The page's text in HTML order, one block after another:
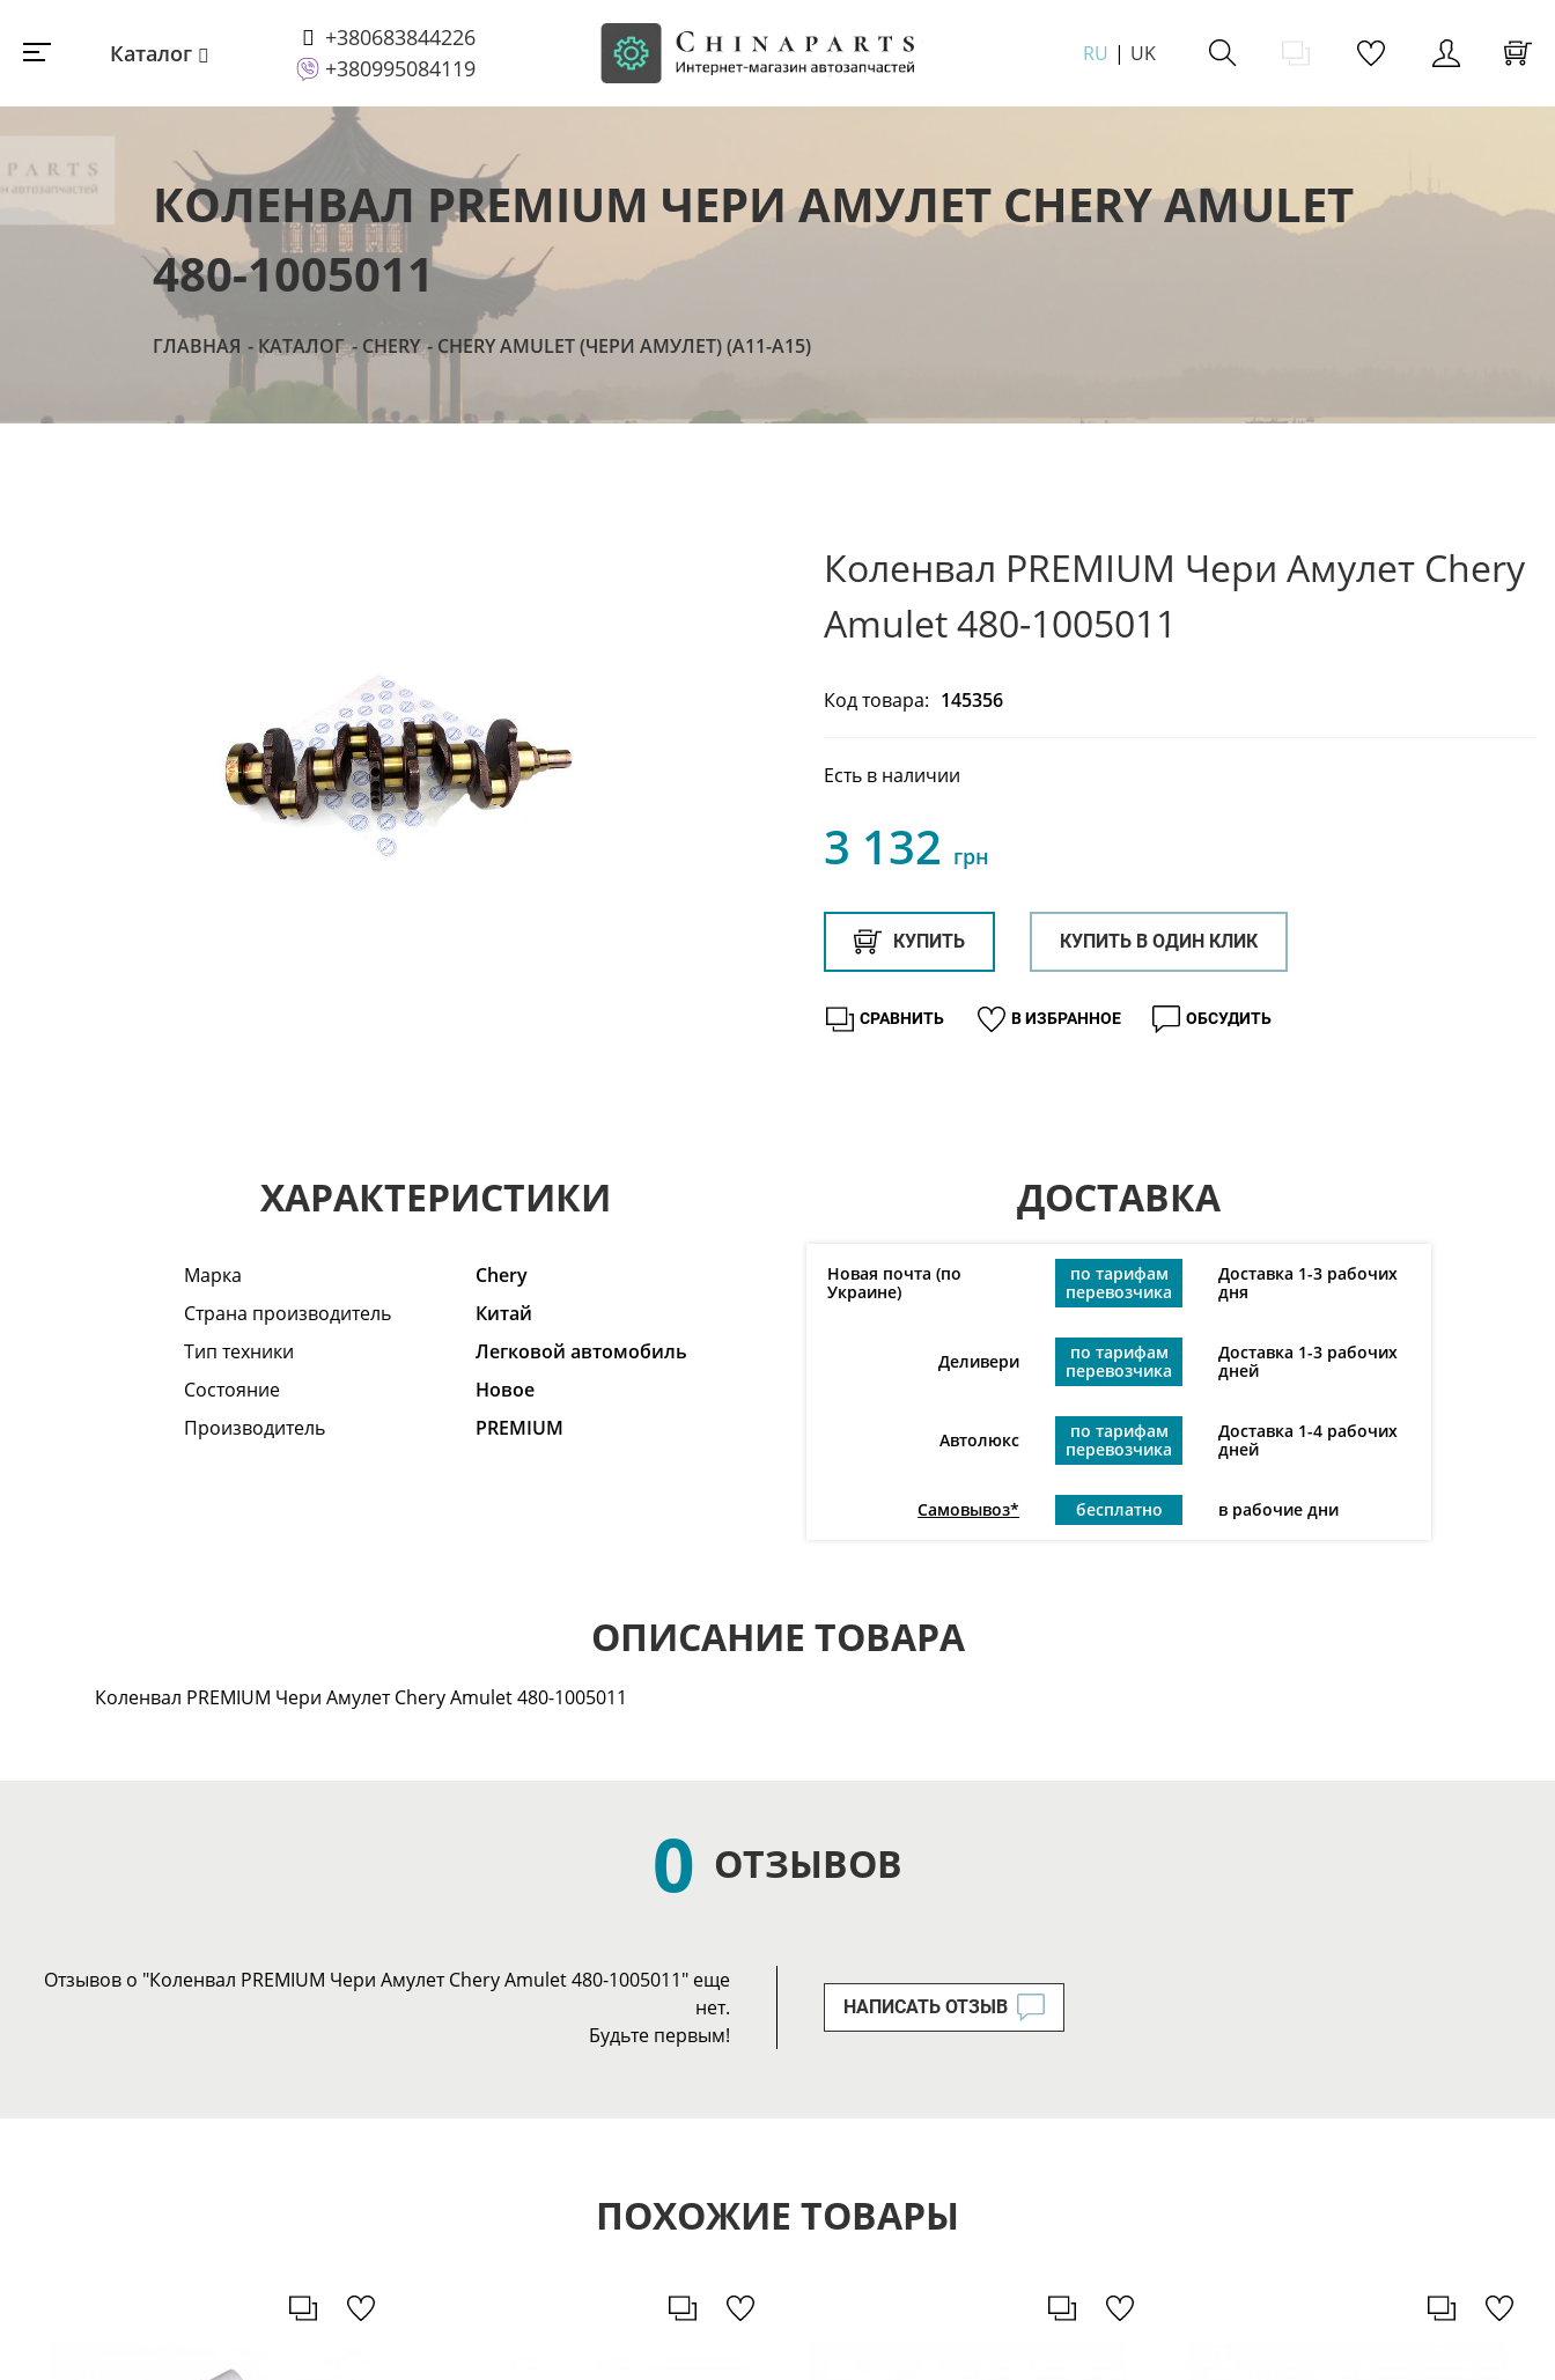
Каталог
+380683844226
+380995084119
RU UK
КОЛЕНВАЛ PREMIUM ЧЕРИ АМУЛЕТ CHERY AMULET
480-1005011
ГЛАВНАЯ КАТАЛОГ CHERY CHERY AMULET (ЧЕРИ АМУЛЕТ) (А11-А15)
Коленвал PREMIUM Чери Амулет Chery
Amulet 480-1005011
Код товара: 145356
Есть в наличии
3 132 грн
КУПИТЬ КУПИТЬ В ОДИН КЛИК
В ИЗБРАННОЕ
СРАВНИТЬ ОБСУДИТЬ
ХАРАКТЕРИСТИКИ
Марка
Chery
Страна производитель
Китай
Тип техники
Легковой автомобиль
Состояние
Hовое
Производитель
PREMIUM
ДОСТАВКА
Новая почта (по
Украине)
по тарифам
перевозчика
Доставка 1-3 рабочих
дня
Деливери
по тарифам
перевозчика
Доставка 1-3 рабочих
дней
Автолюкс
по тарифам
перевозчика
Доставка 1-4 рабочих
дней
Самовывоз* бесплатно в рабочие дни
ОПИСАНИЕ ТОВАРА
Коленвал PREMIUM Чери Амулет Chery Amulet 480-1005011
0 ОТЗЫВОВ
Отзывов о "Коленвал PREMIUM Чери Амулет Chery Amulet 480-1005011" еще
нет.
Будьте первым!
НАПИСАТЬ ОТЗЫВ
ПОХОЖИЕ ТОВАРЫ